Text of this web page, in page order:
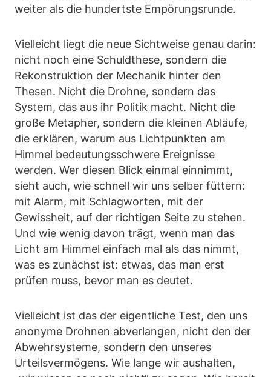
weiter als die hundertste Empörungsrunde.
Vielleicht liegt die neue Sichtweise genau darin:
nicht noch eine Schuldthese, sondern die
Rekonstruktion der Mechanik hinter den
Thesen. Nicht die Drohne, sondern das
System, das aus ihr Politik macht. Nicht die
große Metapher, sondern die kleinen Abläufe,
die erklären, warum aus Lichtpunkten am
Himmel bedeutungsschwere Ereignisse
werden. Wer diesen Blick einmal einnimmt,
sieht auch, wie schnell wir uns selber füttern:
mit Alarm, mit Schlagworten, mit der
Gewissheit, auf der richtigen Seite zu stehen.
Und wie wenig davon trägt, wenn man das
Licht am Himmel einfach mal als das nimmt,
was es zunächst ist: etwas, das man erst
prüfen muss, bevor man es deutet.
Vielleicht ist das der eigentliche Test, den uns
anonyme Drohnen abverlangen, nicht den der
Abwehrsysteme, sondern den unseres
Urteilsvermögens. Wie lange wir aushalten,